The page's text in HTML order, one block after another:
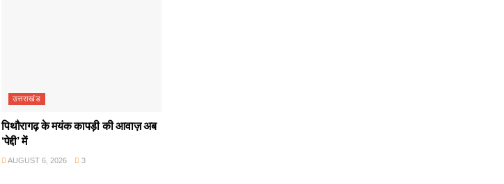
उत्तराखंड
पिथौरागढ़ के मयंक कापड़ी की आवाज़ अब
‘पेद्दी’ में
AUGUST 6, 2026 3